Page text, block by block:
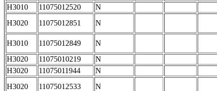
H3010
11075012520
N
H3020
11075012851 N
H3010 11075012849
N
H3020
11075010219
N
H3020
11075011944
N
H3020
11075012533
N